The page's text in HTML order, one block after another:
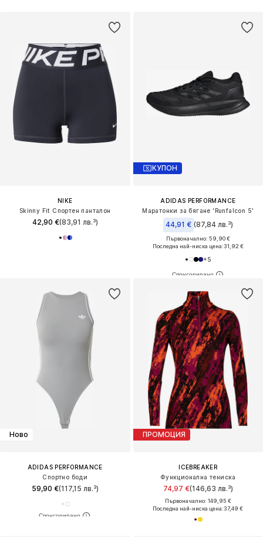
NIKE
Skinny Fit Спортен панталон
42,90 €(83,91 лв.³)
КУПОН
ADIDAS PERFORMANCE
Маратонки за бягане 'Runfalcon 5'
44,91 € (87,84 лв.³)
Първоначално: 59,90 €
Последна най-ниска цена:31,92 €
+5
Ново
ADIDAS PERFORMANCE
Спортно боди
59,90 €(117,15 лв.³)
ПРОМОЦИЯ
ICEBREAKER
Функционална тениска
74,97 €(146,63 лв.³)
Първоначално: 149,95 €
Последна най-ниска цена:37,49 €